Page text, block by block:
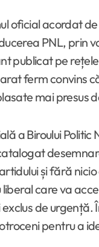
oficial acordat
PNL, prin
pe
ferm convins
mai presus
a Biroului
și fără
care va
de urgență.
pentru a